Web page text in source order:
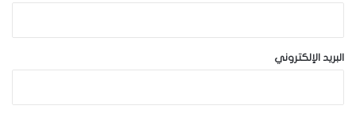
البريد الإلكتروني